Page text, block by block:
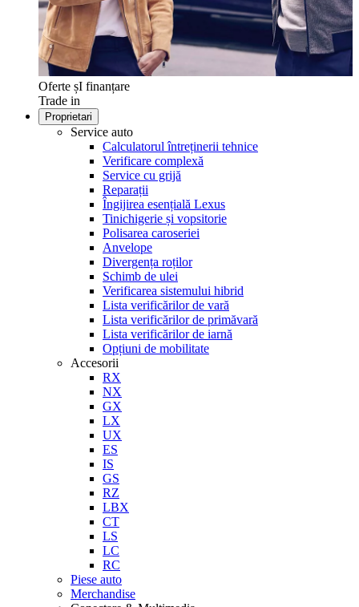
Oferte șI finanțare
Trade in
Proprietari
Service auto
Calculatorul întreținerii tehnice
Verificare complexă
Service cu grijă
Reparații
Îngijirea esențială Lexus
Tinichigerie și vopsitorie
Polisarea caroseriei
Anvelope
Divergența roților
Schimb de ulei
Verificarea sistemului hibrid
Lista verificărilor de vară
Lista verificărilor de primăvară
Lista verificărilor de iarnă
Opțiuni de mobilitate
Accesorii
RX
NX
GX
LX
UX
ES
IS
GS
RZ
LBX
CT
LS
LC
RC
Piese auto
Merchandise